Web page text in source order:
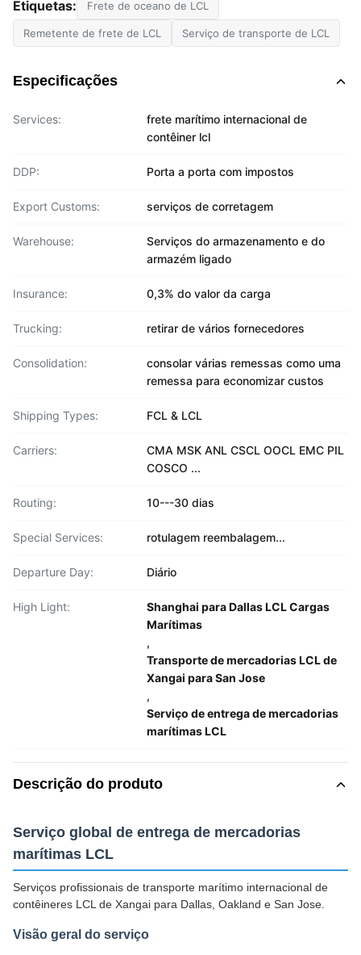
Etiquetas: Frete de oceano de LCL
Remetente de frete de LCL Serviço de transporte de LCL
Especificações
Services:
frete marítimo internacional de
contêiner lcl
DDP: Porta a porta com impostos
Export Customs: serviços de corretagem
Warehouse:
Serviços do armazenamento e do
armazém ligado
Insurance: 0,3% do valor da carga
Trucking: retirar de vários fornecedores
Consolidation:
consolar várias remessas como uma
remessa para economizar custos
Shipping Types: FCL & LCL
Carriers:
CMA MSK ANL CSCL OOCL EMC PIL
COSCO ...
Routing: 10---30 dias
Special Services: rotulagem reembalagem...
Departure Day: Diário
High Light:
Shanghai para Dallas LCL Cargas
Marítimas
,
Transporte de mercadorias LCL de
Xangai para San Jose
,
Serviço de entrega de mercadorias
marítimas LCL
Descrição do produto
Serviço global de entrega de mercadorias
marítimas LCL
Serviços profissionais de transporte marítimo internacional de
contêineres LCL de Xangai para Dallas, Oakland e San Jose.
Visão geral do serviço